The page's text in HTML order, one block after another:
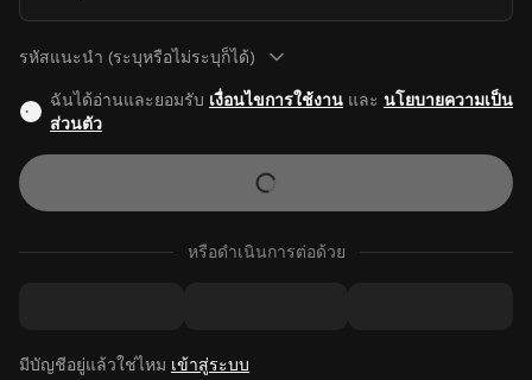
รหัสแนะนำ (ระบุหรือไม่ระบุก็ได้)
ฉันได้อ่านและยอมรับ เงื่อนไขการใช้งานและ นโยบายความเป็น
ส่วนตัว
หรือดำเนินการต่อด้วย
มีบัญชีอยู่แล้วใช่ไหม เข้าสู่ระบบ